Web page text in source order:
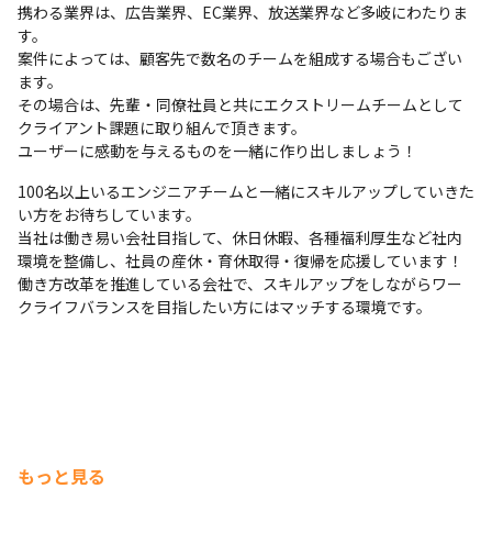
携わる業界は、広告業界、EC業界、放送業界など多岐にわたりま
す。
案件によっては、顧客先で数名のチームを組成する場合もござい
ます。
その場合は、先輩・同僚社員と共にエクストリームチームとして
クライアント課題に取り組んで頂きます。
ユーザーに感動を与えるものを一緒に作り出しましょう！
100名以上いるエンジニアチームと一緒にスキルアップしていきた
い方をお待ちしています。
当社は働き易い会社目指して、休日休暇、各種福利厚生など社内
環境を整備し、社員の産休・育休取得・復帰を応援しています！
働き方改革を推進している会社で、スキルアップをしながらワー
クライフバランスを目指したい方にはマッチする環境です。
もっと見る